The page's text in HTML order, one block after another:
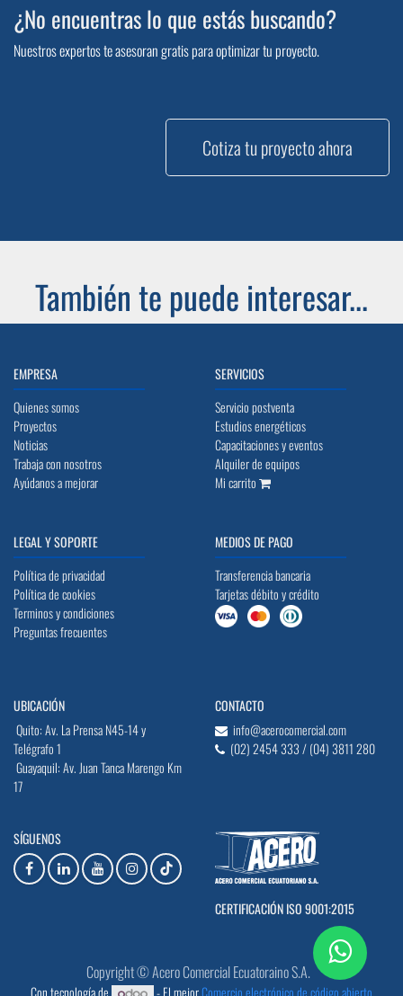
¿No encuentras lo que estás buscando?
Nuestros expertos te asesoran gratis para optimizar tu proyecto.
Cotiza tu proyecto ahora
También te puede interesar...
EMPRESA
Quienes somos
Proyectos
Noticias
Trabaja con nosotros
Ayúdanos a mejorar
SERVICIOS
Servicio postventa
Estudios energéticos
Capacitaciones y eventos
Alquiler de equipos
Mi carrito
LEGAL Y SOPORTE
Política de privacidad
Política de cookies
Terminos y condiciones
Preguntas frecuentes
MEDIOS DE PAGO
Transferencia bancaria
Tarjetas débito y crédito
UBICACIÓN
Quito: Av. La Prensa N45-14 y
Telégrafo 1
Guayaquil: Av. Juan Tanca Marengo Km
17
CONTACTO
info@acerocomercial.com
(02) 2454 333 / (04) 3811 280
SÍGUENOS
CERTIFICACIÓN ISO 9001:2015
Copyright © Acero Comercial Ecuatoraino S.A.
Con tecnología de - El mejorComercio electrónico de código abierto